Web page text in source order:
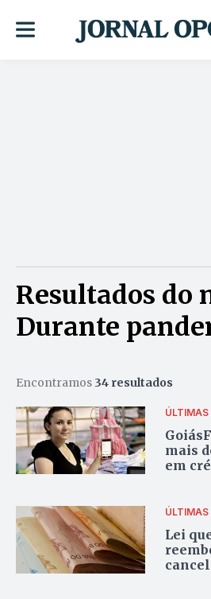
Resultados do
Durante
Encontramos 34 resultados
mais
em
Lei